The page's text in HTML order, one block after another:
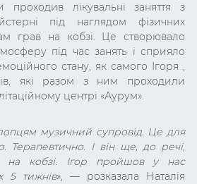
проходив лікувальні заняття з
під наглядом фізичних
грав на кобзі. Це створювало
під час занять і сприяло
стану, як самого Ігоря ,
які разом з ним проходили
центрі «Аурум».
музичний супровід. Це для
Терапевтично. І він ще, до речі,
на кобзі. Ігор пройшов у нас
5 тижнів», — розказала Наталія